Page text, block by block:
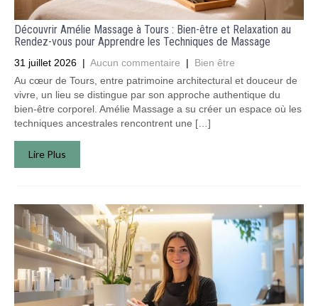
Découvrir Amélie Massage à Tours : Bien-être et Relaxation au
Rendez-vous pour Apprendre les Techniques de Massage
31 juillet 2026 | Aucun commentaire | Bien être
Au cœur de Tours, entre patrimoine architectural et douceur de
vivre, un lieu se distingue par son approche authentique du
bien-être corporel. Amélie Massage a su créer un espace où les
techniques ancestrales rencontrent une […]
Lire Plus